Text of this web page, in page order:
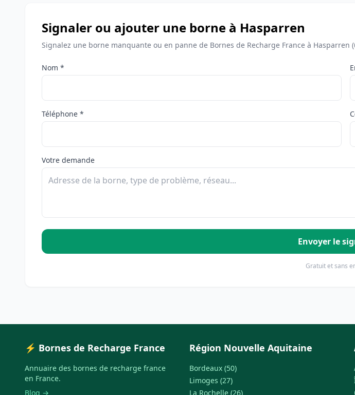
Signaler ou ajouter une borne à Hasparren
Signalez une borne manquante ou en panne de Bornes de Recharge France à Hasparren
Nom *
Téléphone *
Votre demande
Envoyer le
Gratuit et sans
⚡ Bornes de Recharge France
Annuaire des bornes de recharge france
en France.
Blog →
Région Nouvelle Aquitaine
Bordeaux (50)
Limoges (27)
La Rochelle (26)